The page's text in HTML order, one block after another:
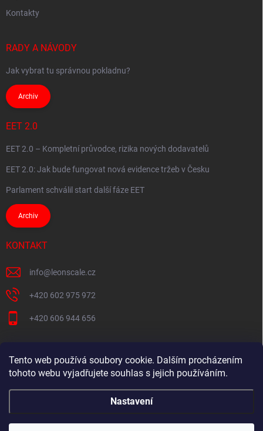
Tento web používá soubory cookie. Dalším procházením
tohoto webu vyjadřujete souhlas s jejich používáním.
Nastavení
Kontakty
RADY A NÁVODY
Jak vybrat tu správnou pokladnu?
Archiv
EET 2.0
EET 2.0 – Kompletní průvodce, rizika nových dodavatelů
EET 2.0: Jak bude fungovat nová evidence tržeb v Česku
Parlament schválil start další fáze EET
Archiv
KONTAKT
info@ leonscale.cz
+420 602 975 972
+420 606 944 656
Partner webu